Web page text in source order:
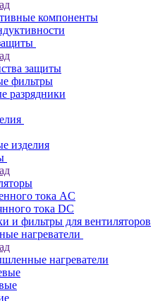
компоненты
защиты
фильтры
разрядники
изделия
тока AC
тока DC
и фильтры для вентиляторов
нагреватели
нагреватели